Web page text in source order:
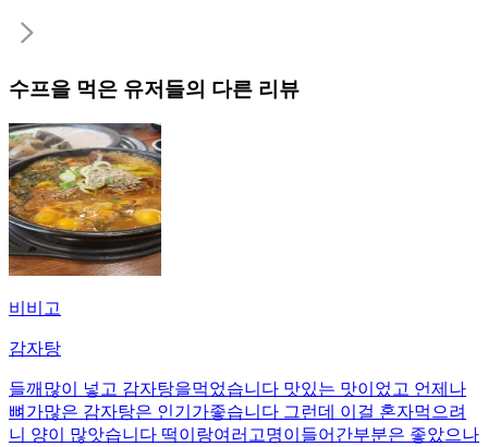
수프을 먹은 유저들의 다른 리뷰
비비고
감자탕
들깨많이 넣고 감자탕을먹었습니다 맛있는 맛이었고 언제나
뼈가많은 감자탕은 인기가좋습니다 그런데 이걸 혼자먹으려
니 양이 많앗습니다 떡이랑여러고명이들어간부분은 좋았으나